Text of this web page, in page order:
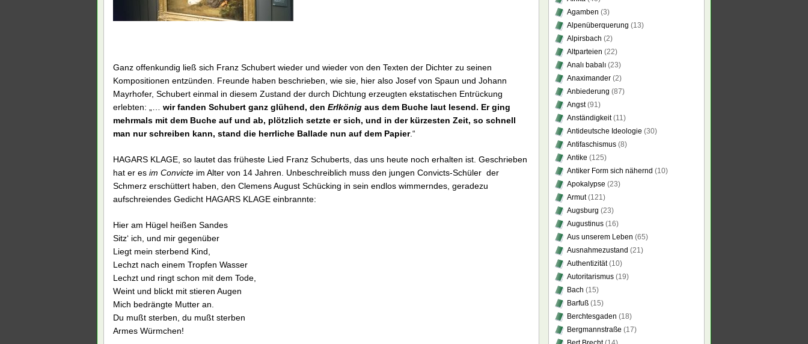
Ganz offenkundig ließ sich Franz Schubert wieder und wieder von den Texten der Dichter zu seinen
Kompositionen entzünden. Freunde haben beschrieben, wie sie, hier also Josef von Spaun und Johann
Mayrhofer, Schubert einmal in diesem Zustand der durch Dichtung erzeugten ekstatischen Entrückung
erlebten: „… wir fanden Schubert ganz glühend, den Erlkönig aus dem Buche laut lesend. Er ging
mehrmals mit dem Buche auf und ab, plötzlich setzte er sich, und in der kürzesten Zeit, so schnell
man nur schreiben kann, stand die herrliche Ballade nun auf dem Papier.“
HAGARS KLAGE, so lautet das früheste Lied Franz Schuberts, das uns heute noch erhalten ist. Geschrieben
hat er es im Convicte im Alter von 14 Jahren. Unbeschreiblich muss den jungen Convicts-Schüler der
Schmerz erschüttert haben, den Clemens August Schücking in sein endlos wimmerndes, geradezu
aufschreiendes Gedicht HAGARS KLAGE einbrannte:
Hier am Hügel heißen Sandes
Sitz‘ ich, und mir gegenüber
Liegt mein sterbend Kind,
Lechzt nach einem Tropfen Wasser
Lechzt und ringt schon mit dem Tode,
Weint und blickt mit stieren Augen
Mich bedrängte Mutter an.
Du mußt sterben, du mußt sterben
Armes Würmchen!
Agamben (3)
Alpenüberquerung (13)
Alpirsbach (2)
Altparteien (22)
Analı babalı (23)
Anaximander (2)
Anbiederung (87)
Angst(91)
Anständigkeit(11)
Antideutsche Ideologie (30)
Antifaschismus (8)
Antike (125)
Antiker Form sich nähernd (10)
Apokalypse (23)
Armut(121)
Augsburg (23)
Augustinus (16)
Aus unserem Leben (65)
Ausnahmezustand (21)
Authentizität(10)
Autoritarismus (19)
Bach (15)
Barfuß (15)
Berchtesgaden (18)
Bergmannstraße (17)